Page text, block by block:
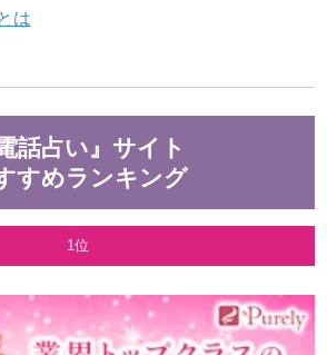
は
電話占い』サイト
すめランキング
1位